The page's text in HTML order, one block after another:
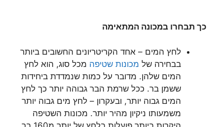
כך תבחרו במכונה המתאימה
לחץ המים – אחד הקריטריונים החשובים ביותר
בבחירה של מכונות שטיפה מכל סוג, הוא לחץ
המים שלהן. מדובר על כמות שנמדדת ביחידות
ששמן בר. ככל שרמת הבר גבוהה יותר כך לחץ
המים גבוה יותר, ובעקרון – לחץ מים גבוה יותר
משמעותו ניקיון מהיר יותר. מכונות השטיפה